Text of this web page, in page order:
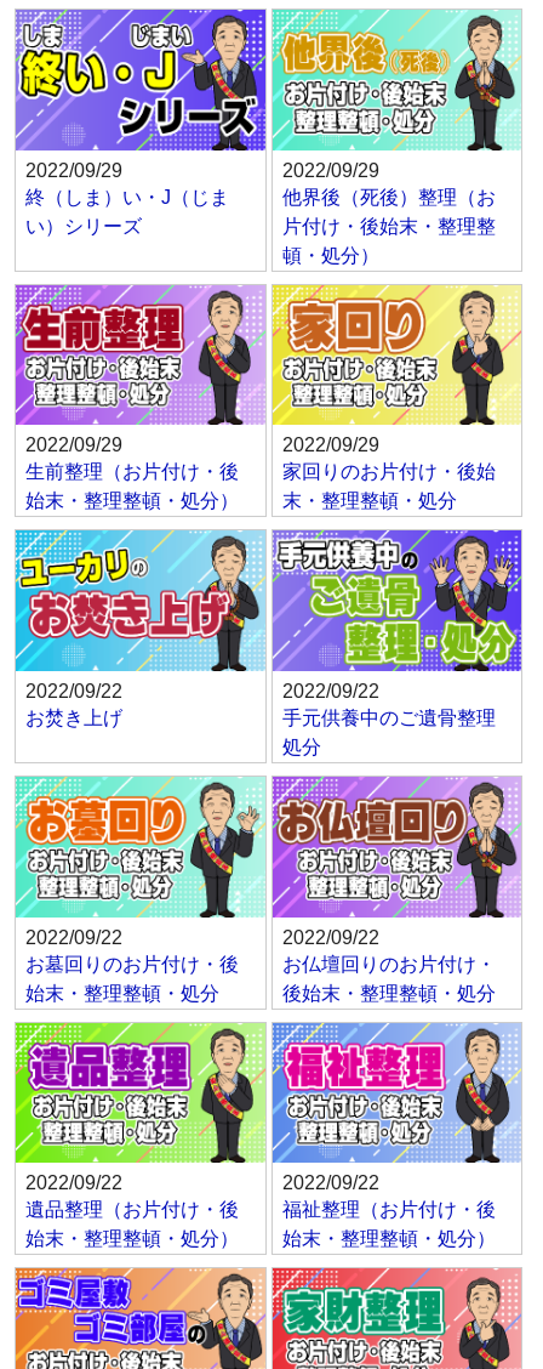
2022/09/29
終（しま）い・J（じま
い）シリーズ
2022/09/29
他界後（死後）整理（お
片付け・後始末・整理整
頓・処分）
2022/09/29
生前整理（お片付け・後
始末・整理整頓・処分）
2022/09/29
家回りのお片付け・後始
末・整理整頓・処分
2022/09/22
お焚き上げ
2022/09/22
手元供養中のご遺骨整理
処分
2022/09/22
お墓回りのお片付け・後
始末・整理整頓・処分
2022/09/22
お仏壇回りのお片付け・
後始末・整理整頓・処分
2022/09/22
遺品整理（お片付け・後
始末・整理整頓・処分）
2022/09/22
福祉整理（お片付け・後
始末・整理整頓・処分）